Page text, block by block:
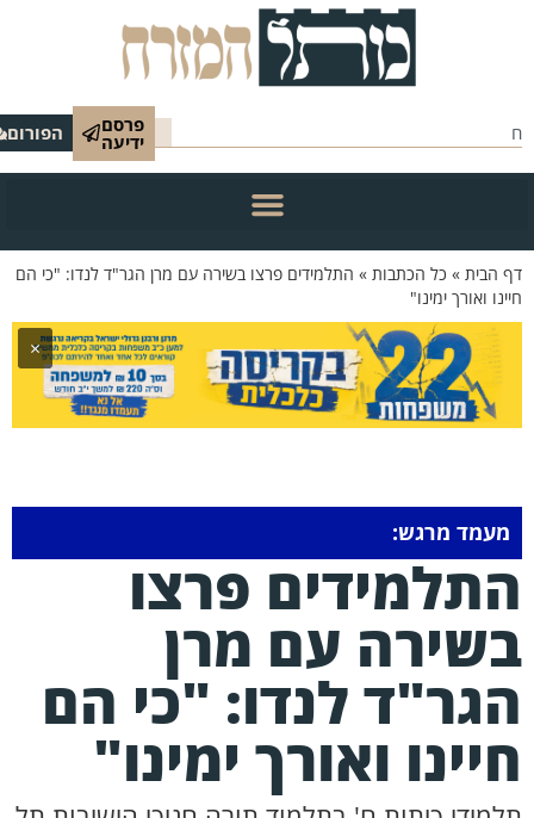
פרסם
ידיעה הפורום
הבית»כל הכתבות»התלמידים פרצו בשירה עם מרן הגר"ד לנדו: "כי הם
ואורך ימינו"
×
מעמד מרגש:
פרצו
עם מרן
לנדו: "כי הם
ואורך ימינו"